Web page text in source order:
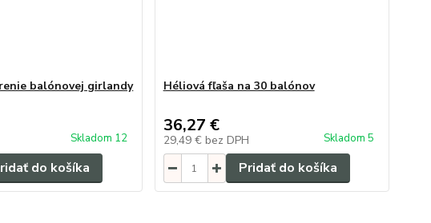
balónovej girlandy
Skladom 12
do košíka
Héliová fľaša na 30 balónov
36,27 €
29,49 € bez DPH Skladom 5
Pridať do košíka